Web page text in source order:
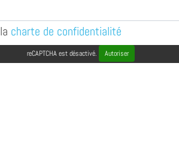
charte de confidentialité
reCAPTCHA est désactivé. Autoriser